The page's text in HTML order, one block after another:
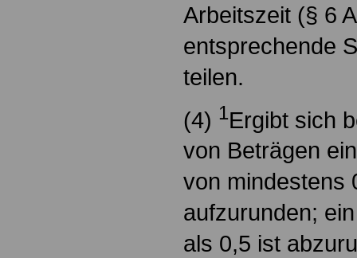
Arbeitszeit (§ 6
entsprechende
teilen.
(4) 1Ergibt sich
von Beträgen
von mindestens
aufzurunden;
als 0,5 ist